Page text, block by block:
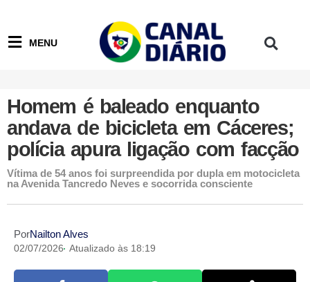
MENU
Homem é baleado enquanto
andava de bicicleta em Cáceres;
polícia apura ligação com facção
Vítima de 54 anos foi surpreendida por dupla em motocicleta
na Avenida Tancredo Neves e socorrida consciente
PorNailton Alves
02/07/2026 Atualizado às 18:19